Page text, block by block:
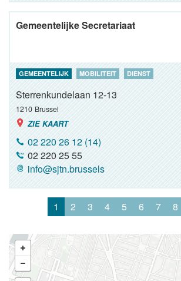
Gemeentelijke Secretariaat
GEMEENTELIJK MOBILITEIT DIENST
Sterrenkundelaan 12-13
1210 Brussel
ZIE KAART
02 220 26 12 (14)
02 220 25 55
info@sjtn.brussels
1 2 3 4 5 6 7 8